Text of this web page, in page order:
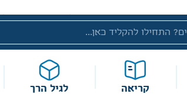
ומוזלים מהמחיר הקטלוגי. מחירים אלה
קריאה לגיל הרך